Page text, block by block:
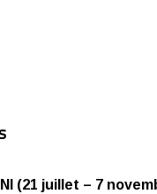
(21 juillet – 7